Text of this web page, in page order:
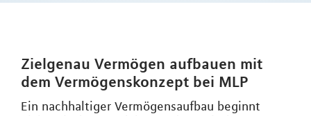
Zielgenau Vermögen aufbauen mit
dem Vermögenskonzept bei MLP
Ein nachhaltiger Vermögensaufbau beginnt